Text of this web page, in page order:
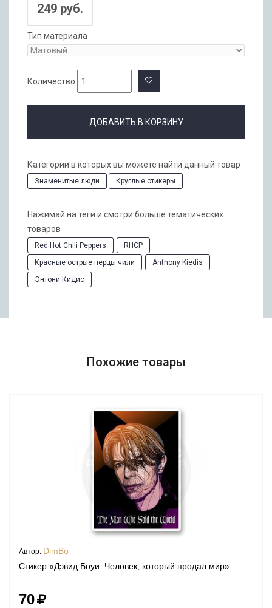
249 руб.
Тип материала
Количество
ДОБАВИТЬ В КОРЗИНУ
Категории в которых вы можете найти данный товар
Знаменитые люди Круглые стикеры
Нажимай на теги и смотри больше тематических
товаров
Red Hot Chili Peppers
RHCP
Красные острые перцы чили
Anthony Kiedis
Энтони Кидис
Похожие товары
Автор: DimBo
Стикер «Дэвид Боуи. Человек, который продал мир»
70